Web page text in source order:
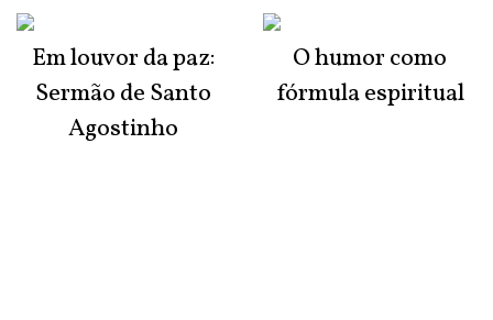
Em louvor da paz:
Sermão de Santo
Agostinho
O humor como
fórmula espiritual